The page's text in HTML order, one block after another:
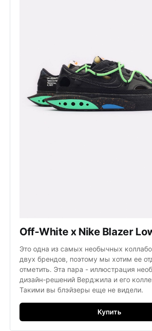
Off-White x Nike Blazer
Это одна из самых необычных
двух брендов, поэтому мы хотим ее
отметить. Эта пара - иллюстрация
дизайн-решений Верджила и его
Такими вы блэйзеры еще не видели.
Купить